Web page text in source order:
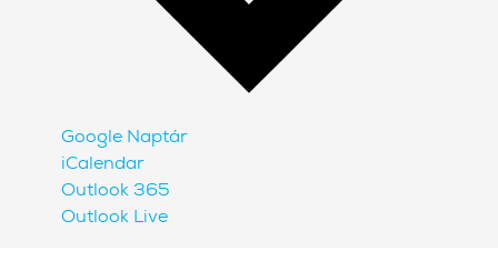
Google Naptár
iCalendar
Outlook 365
Outlook Live